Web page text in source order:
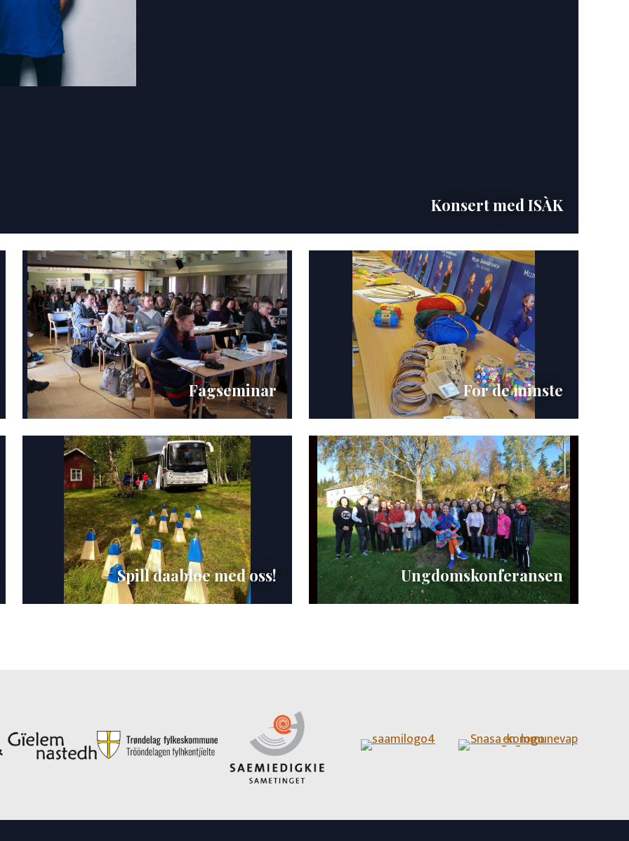
Konsert med ISÀK
Fagseminar For de minste
Spill daabloe med oss! Ungdomskonferansen